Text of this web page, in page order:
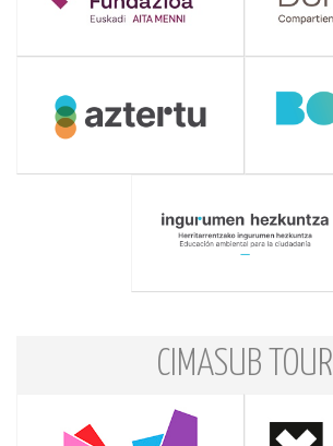
CIMASUB TOUR